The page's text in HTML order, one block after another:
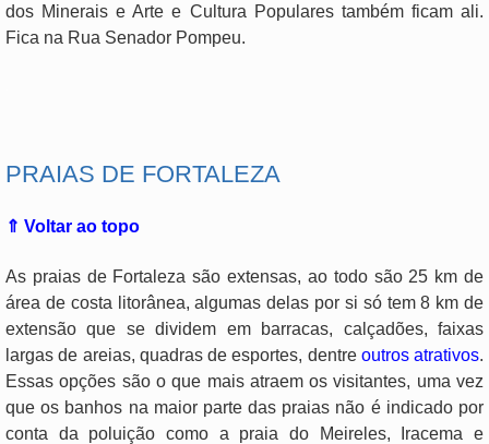
dos Minerais e Arte e Cultura Populares também ficam ali.
Fica na Rua Senador Pompeu.
PRAIAS DE FORTALEZA
⇑ Voltar ao topo
As praias de Fortaleza são extensas, ao todo são 25 km de
área de costa litorânea, algumas delas por si só tem 8 km de
extensão que se dividem em barracas, calçadões, faixas
largas de areias, quadras de esportes, dentre outros atrativos.
Essas opções são o que mais atraem os visitantes, uma vez
que os banhos na maior parte das praias não é indicado por
conta da poluição como a praia do Meireles, Iracema e